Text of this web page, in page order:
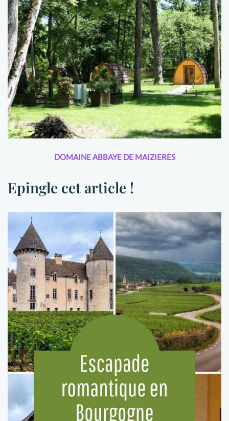
DOMAINE ABBAYE DE MAIZIERES
Epingle cet article !